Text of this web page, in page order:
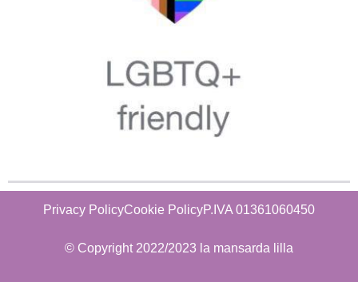
Privacy PolicyCookie PolicyP.IVA 01361060450
© Copyright 2022/2023 la mansarda lilla